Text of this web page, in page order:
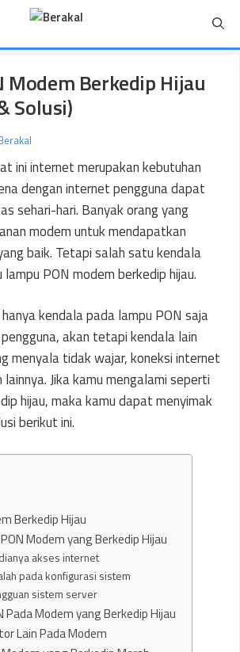
Modem Berkedip Hijau
Solusi)
ini internet merupakan kebutuhan
dengan internet pengguna dapat
sehari-hari. Banyak orang yang
modem untuk mendapatkan
baik. Tetapi salah satu kendala
PON modem berkedip hijau.
kendala pada lampu PON saja
akan tetapi kendala lain
menyala tidak wajar, koneksi internet
Jika kamu mengalami seperti
hijau, maka kamu dapat menyimak
berikut ini.
Berkedip Hijau
Modem yang Berkedip Hijau
akses internet
pada konfigurasi sistem
sistem server
Pada Modem yang Berkedip Hijau
Lain Pada Modem